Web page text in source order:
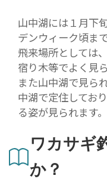
山中湖には１月下
デンウィーク頃ま
飛来場所としては
宿り木等でよく見ら
また山中湖で見ら
中湖で定住してお
る姿が見られます。
ワカサギ
か？